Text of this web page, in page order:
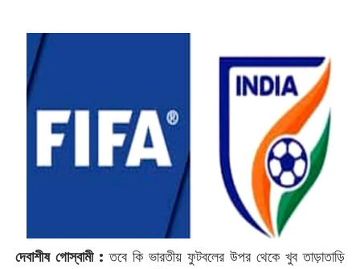
দেবাশীষ গোস্বামী : তবে কি ভারতীয় ফুটবলের উপর থেকে খুব তাড়াতাড়ি